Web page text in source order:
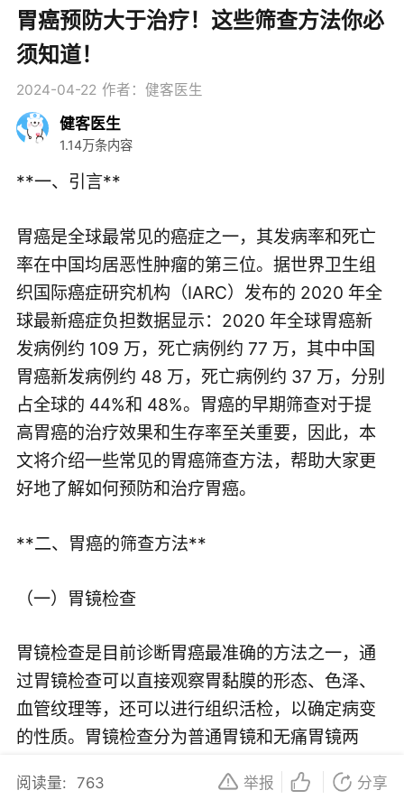
胃癌预防大于治疗！这些筛查方法你必
须知道！
2024-04-22 作者：健客医生
健客医生
1.14万条内容
**一、引言**
胃癌是全球最常见的癌症之一，其发病率和死亡
率在中国均居恶性肿瘤的第三位。据世界卫生组
织国际癌症研究机构（IARC）发布的 2020 年全
球最新癌症负担数据显示：2020 年全球胃癌新
发病例约 109 万，死亡病例约 77 万，其中中国
胃癌新发病例约 48 万，死亡病例约 37 万，分别
占全球的 44%和 48%。胃癌的早期筛查对于提
高胃癌的治疗效果和生存率至关重要，因此，本
文将介绍一些常见的胃癌筛查方法，帮助大家更
好地了解如何预防和治疗胃癌。
**二、胃癌的筛查方法**
（一）胃镜检查
胃镜检查是目前诊断胃癌最准确的方法之一，通
过胃镜检查可以直接观察胃黏膜的形态、色泽、
血管纹理等，还可以进行组织活检，以确定病变
的性质。胃镜检查分为普通胃镜和无痛胃镜两
减轻患者的痛苦和不适。
阅读量: 763 举报 分享